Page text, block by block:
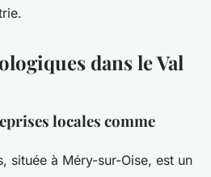
dans le Val
locales comme
située à Méry-sur-Oise, est un